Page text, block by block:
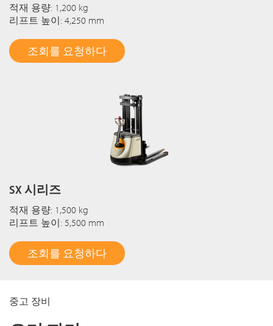
적재 용량: 1,200 kg
리프트 높이: 4,250 mm
조회를 요청하다
SX 시리즈
적재 용량: 1,500 kg
리프트 높이: 5,500 mm
조회를 요청하다
중고 장비